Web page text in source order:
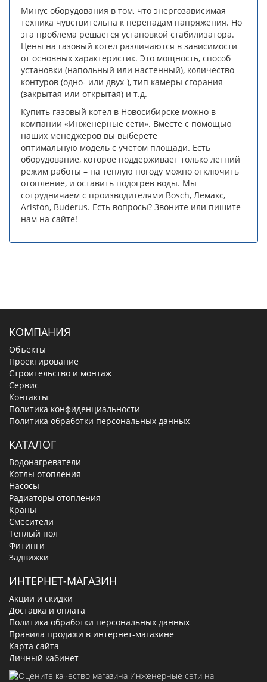
Минус оборудования в том, что энергозависимая
техника чувствительна к перепадам напряжения. Но
эта проблема решается установкой стабилизатора.
Цены на газовый котел различаются в зависимости
от основных характеристик. Это мощность, способ
установки (напольный или настенный), количество
контуров (одно- или двух-), тип камеры сгорания
(закрытая или открытая) и т.д.
Купить газовый котел в Новосибирске можно в
компании «Инженерные сети». Вместе с помощью
наших менеджеров вы выберете
оптимальную модель с учетом площади. Есть
оборудование, которое поддерживает только летний
режим работы – на теплую погоду можно отключить
отопление, и оставить подогрев воды. Мы
сотрудничаем с производителями Bosch, Лемакс,
Ariston, Buderus. Есть вопросы? Звоните или пишите
нам на сайте!
КОМПАНИЯ
Объекты
Проектирование
Строительство и монтаж
Сервис
Контакты
Политика конфиденциальности
Политика обработки персональных данных
КАТАЛОГ
Водонагреватели
Котлы отопления
Насосы
Радиаторы отопления
Краны
Смесители
Теплый пол
Фитинги
Задвижки
ИНТЕРНЕТ-МАГАЗИН
Акции и скидки
Доставка и оплата
Политика обработки персональных данных
Правила продажи в интернет-магазине
Карта сайта
Личный кабинет